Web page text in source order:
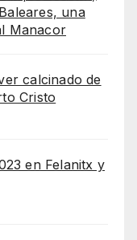
una
Manacor
calcinado de
Cristo
en Felanitx y